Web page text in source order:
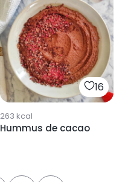
16
263 kcal
Hummus de cacao